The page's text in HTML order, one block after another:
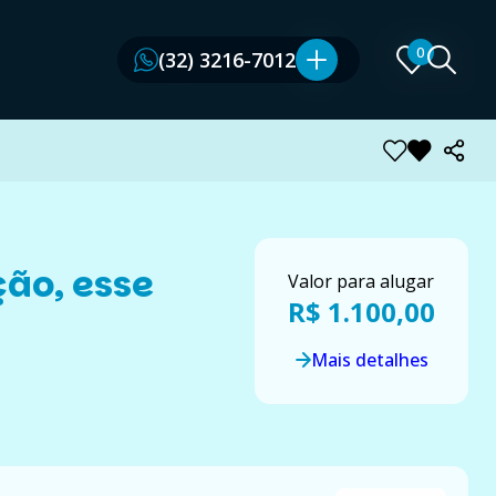
(32) 3216-7012 0
(32) 3216-7012 0
esse
Valor para alugar
R$ 1.100,00
Mais detalhes